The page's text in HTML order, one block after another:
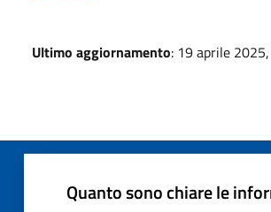
Ultimo aggiornamento: 19 aprile
Quanto sono chiare le